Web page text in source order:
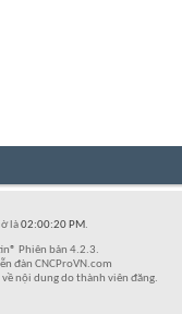
là02:00:20 PM.
Phiên bản 4.2.3.
đàn CNCProVN.com
nội dung do thành viên đăng.